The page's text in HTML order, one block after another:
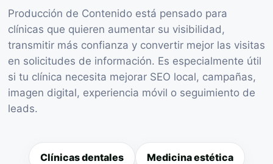
Producción de Contenido está pensado para
clínicas que quieren aumentar su visibilidad,
transmitir más confianza y convertir mejor las visitas
en solicitudes de información. Es especialmente útil
si tu clínica necesita mejorar SEO local, campañas,
imagen digital, experiencia móvil o seguimiento de
leads.
Clínicas dentales Medicina estética